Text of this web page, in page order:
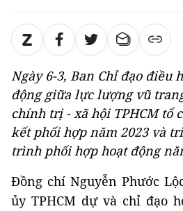
Ngày 6-3, Ban Chỉ đạo điều
động giữa lực lượng vũ
chính trị - xã hội TPHCM tổ
kết phối hợp năm 2023 và
trình phối hợp hoạt động
Đồng chí Nguyễn Phước
ủy TPHCM dự và chỉ đạo